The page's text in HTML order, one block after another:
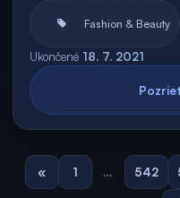
Fashion & Beauty
Ukončené 18. 7. 2021
« 1 … 542